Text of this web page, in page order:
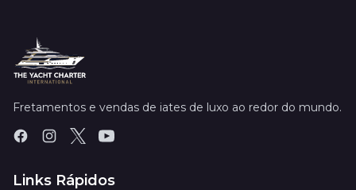
Fretamentos e vendas de iates de luxo ao redor do mundo.
Links Rápidos